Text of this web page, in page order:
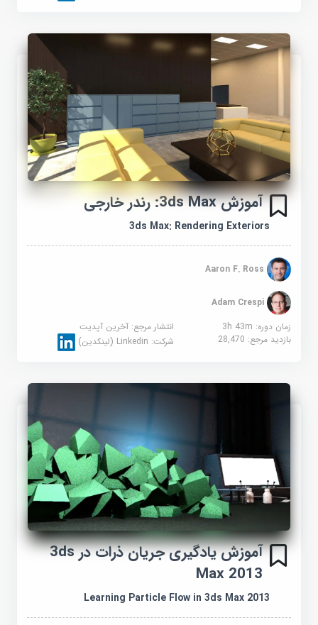
آموزش 3ds Max: رندر خارجی
3ds Max: Rendering Exteriors
Aaron F. Ross
Adam Crespi
زمان دوره: 3h 43m
انتشار مرجع:آخرین آپدیت
بازدید مرجع:28,470 شرکت:Linkedin (لینکدین)
آموزش یادگیری جریان ذرات در 3ds
Max 2013
Learning Particle Flow in 3ds Max 2013